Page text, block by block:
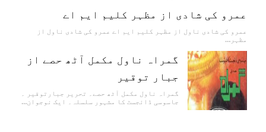
عمرو کی شادی از مظہر کلیم ایم اے
عمرو کی شادی ناول از مظہر کلیم ایم اے عمرو کی شادی ناول از
مظہر…
گمراہ ناول مکمل آٹھ حصے از
جبار توقیر
گمراہ ناول مکمل آٹھ حصے۔ تحریر جبارتوقیر ۔
جاسوسی ڈائجسٹ کا مشہور سلسلہ۔ ایک نوجوان…